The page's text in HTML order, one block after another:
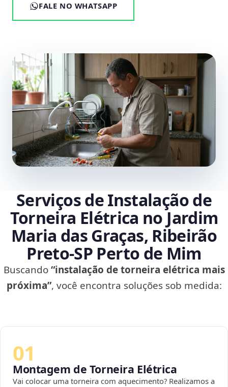
FALE NO WHATSAPP
Serviços de Instalação de
Torneira Elétrica no Jardim
Maria das Graças, Ribeirão
Preto‑SP Perto de Mim
Buscando“instalação de torneira elétrica mais
próxima”, você encontra soluções sob medida:
01
Montagem de Torneira Elétrica
Vai colocar uma torneira com aquecimento? Realizamos a